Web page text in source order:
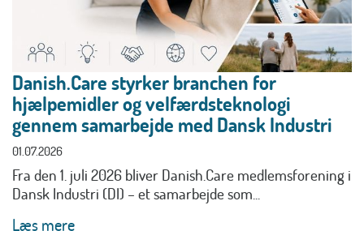
Danish.Care styrker branchen for
hjælpemidler og velfærdsteknologi
gennem samarbejde med Dansk Industri
01.07.2026
Fra den 1. juli 2026 bliver Danish.Care medlemsforening i
Dansk Industri (DI) – et samarbejde som...
Læs mere